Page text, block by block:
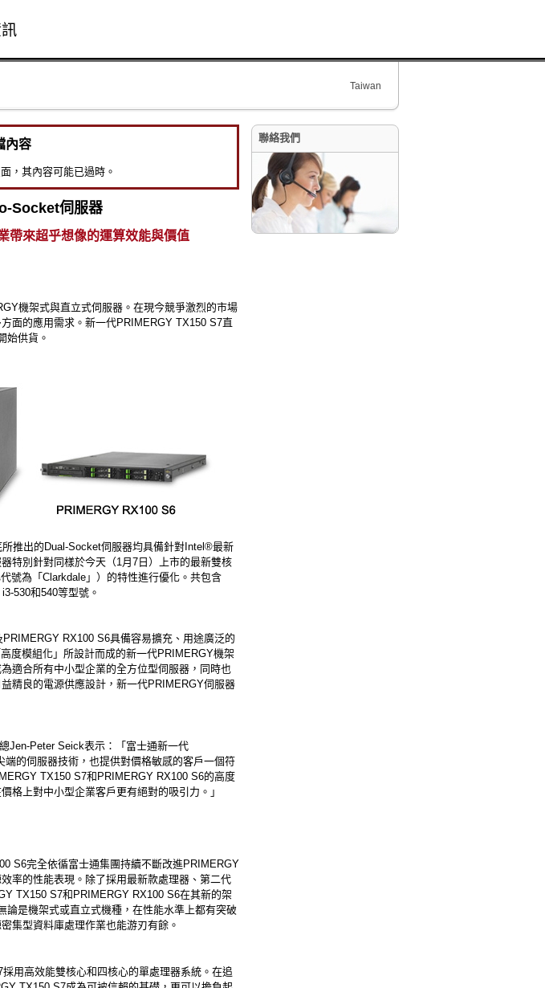
Taiwan
內容
，其內容可能已過時。
Socket伺服器
來超乎想像的運算效能與價值
機架式與直立式伺服器。在現今競爭激烈的市場
面的應用需求。新一代PRIMERGY TX150 S7直
始供貨。
推出的Dual-Socket伺服器均具備針對Intel®最新
特別針對同樣於今天（1月7日）上市的最新雙核
號為「Clarkdale」）的特性進行優化。共包含
530和540等型號。
RX100 S6具備容易擴充、用途廣泛的
度模組化」所設計而成的新一代PRIMERGY機架
適合所有中小型企業的全方位型伺服器，同時也
精良的電源供應設計，新一代PRIMERGY伺服器
Jen-Peter Seick表示：「富士通新一代
的伺服器技術，也提供對價格敏感的客戶一個符
TX150 S7和PRIMERGY RX100 S6的高度
格上對中小型企業客戶更有絕對的吸引力。」
S6完全依循富士通集團持續不斷改進PRIMERGY
率的性能表現。除了採用最新款處理器、第二代
TX150 S7和PRIMERGY RX100 S6在其新的架
是機架式或直立式機種，在性能水準上都有突破
集型資料庫處理作業也能游刃有餘。
用高效能雙核心和四核心的單處理器系統。在追
聯絡我們